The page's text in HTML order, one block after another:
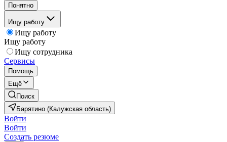
Понятно
Ищу работу
Ищу работу
Ищу работу
Ищу сотрудника
Сервисы
Помощь
Ещё
Поиск
Барятино (Калужская область)
Войти
Войти
Создать резюме